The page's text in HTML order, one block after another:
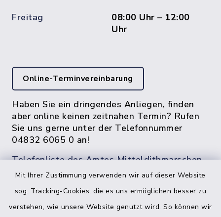
Mit Ihrer Zustimmung verwenden wir auf dieser Website
sog. Tracking-Cookies, die es uns ermöglichen besser zu
verstehen, wie unsere Website genutzt wird. So können wir
Freitag
08:00 Uhr – 12:00
Uhr
Online-Terminvereinbarung
Haben Sie ein dringendes Anliegen, finden
aber online keinen zeitnahen Termin? Rufen
Sie uns gerne unter der Telefonnummer
04832 6065 0 an!
Telefonliste des Amtes Mitteldithmarschen